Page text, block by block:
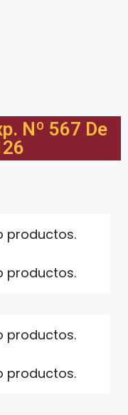
Nº 567 De
productos.
productos.
productos.
productos.